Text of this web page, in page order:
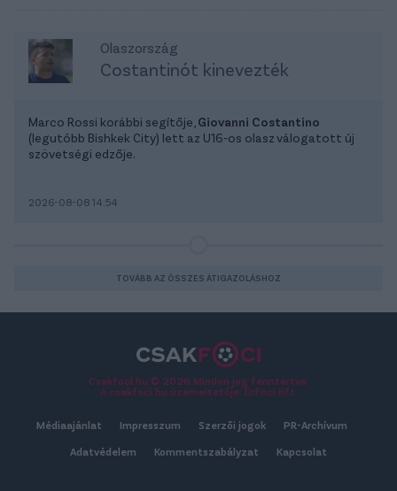
Olaszország
Costantinót kinevezték
Marco Rossi korábbi segítője, Giovanni Costantino
(legutóbb Bishkek City) lett az U16-os olasz válogatott új
szövetségi edzője.
2026-08-08 14:54
TOVÁBB AZ ÖSSZES ÁTIGAZOLÁSHOZ
Csakfoci.hu © 2026 Minden jog fenntartva.
A csakfoci.hu üzemeltetője: DrFoci Kft.
Médiaajánlat Impresszum Szerzői jogok PR-Archívum
Adatvédelem Kommentszabályzat Kapcsolat